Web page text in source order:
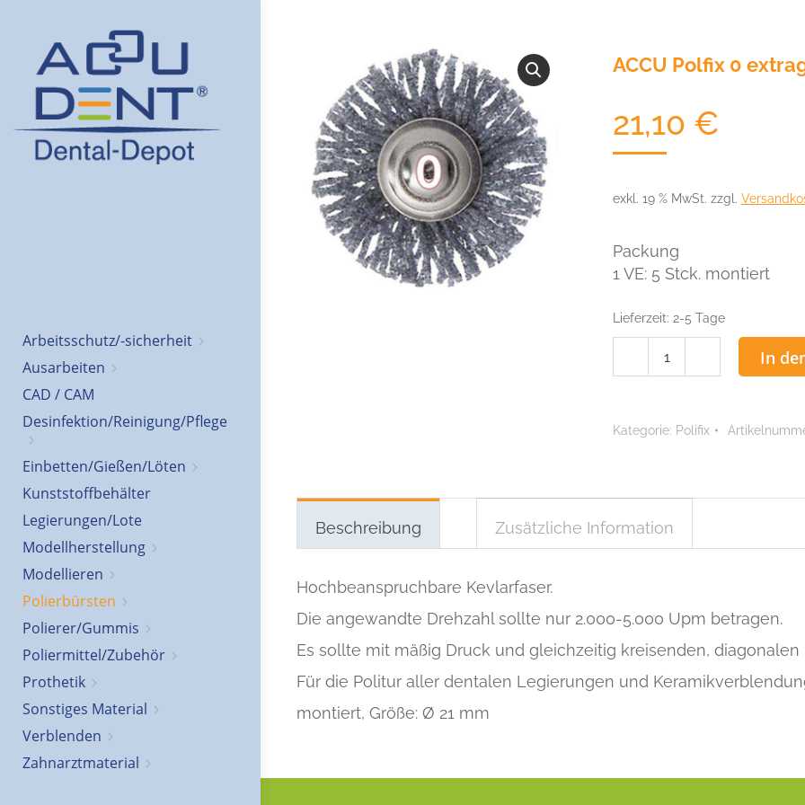
Arbeitsschutz/-sicherheit
Ausarbeiten
CAD / CAM
Desinfektion/Reinigung/Pflege
Einbetten/Gießen/Löten
Kunststoffbehälter
Legierungen/Lote
Modellherstellung
Modellieren
Polierbürsten
Polierer/Gummis
Poliermittel/Zubehör
Prothetik
Sonstiges Material
Verblenden
Zahnarztmaterial
ACCU Polfix 0
21,10 €
exkl. 19 % MwSt. zzgl.
Packung
1 VE: 5 Stck. montiert
Lieferzeit: 2-5 Tage
Menge
In
Kategorie: Polifix
Beschreibung Zusätzliche Information
Hochbeanspruchbare Kevlarfaser.
Die angewandte Drehzahl sollte nur 2.000-5.000 Upm betragen.
Es sollte mit mäßig Druck und gleichzeitig kreisenden,
Für die Politur aller dentalen Legierungen und
montiert, Größe: Ø 21 mm